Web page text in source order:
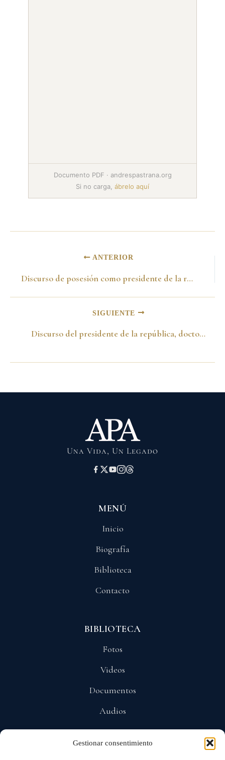
Gestionar consentimiento
Documento PDF · andrespastrana.org
Si no carga, ábrelo aquí
ANTERIOR
Discurso de posesión como presidente de la república del doctor Andrés Pastrana Arango. Bogotá, 7 de agosto de 1998.
SIGUIENTE
Discurso del presidente de la república, doctor Andrés Pastrana Arango, en el acto de reconocimiento de las Fuerzas Armadas al ministro de defensa Rodriga Lloreda Caicedo. Santafé de Bogotá, 12 de agosto 1998.
Una Vida, Un Legado
MENÚ
Inicio
Biografía
Biblioteca
Contacto
BIBLIOTECA
Fotos
Videos
Documentos
Audios